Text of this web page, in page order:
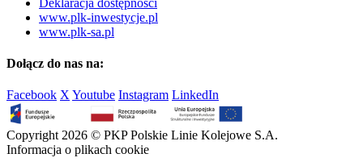
www.plk-inwestycje.pl
www.plk-sa.pl
Dołącz do nas na:
Facebook X Youtube Instagram LinkedIn
Copyright 2026 © PKP Polskie Linie Kolejowe S.A.
Informacja o plikach cookie